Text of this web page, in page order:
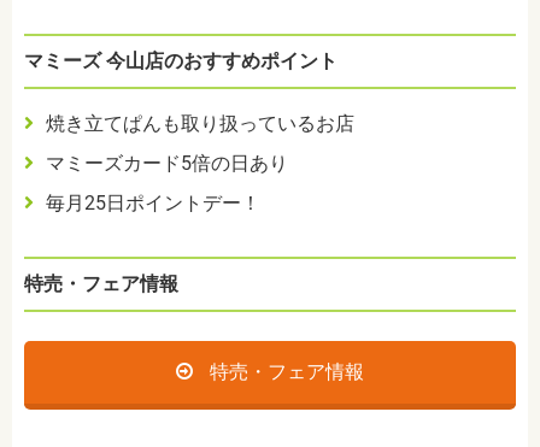
マミーズ 今山店のおすすめポイント
焼き立てぱんも取り扱っているお店
マミーズカード5倍の日あり
毎月25日ポイントデー！
特売・フェア情報
特売・フェア情報